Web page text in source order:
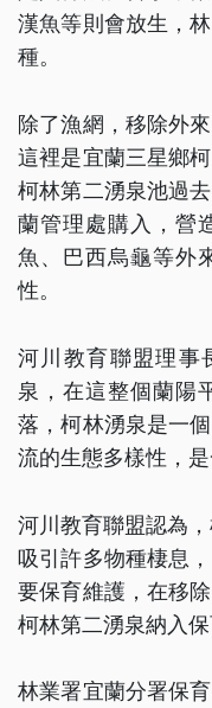
漢魚等則會放生，
種。
除了漁網，移除外
這裡是宜蘭三星鄉
柯林第二湧泉池過
蘭管理處購入，營
魚、巴西烏龜等外
性。
河川教育聯盟理事
泉，在這整個蘭陽
落，柯林湧泉是一
流的生態多樣性，
河川教育聯盟認為
吸引許多物種棲息
要保育維護，在移
柯林第二湧泉納入保
林業署宜蘭分署保